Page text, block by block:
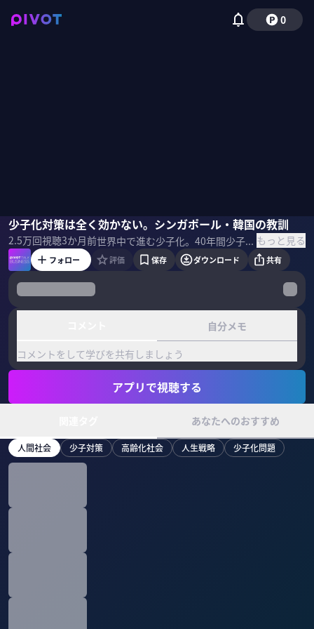
0
少子化対策は全く効かない。シンガポール・韓国の教訓
2.5万回視聴3か月前 世界中で進む少子化。40年間少子化対策を続けてきたシンガポールでも出生率は0.86に沈んでいる。なぜ少子化対策は効かないのか？世界共通の問題点と、財政の正しい使い方について、シンガポール国立大学兼任教授の田村耕太郎氏に聞いた。 ＜ゲスト＞ 田村耕太郎｜シンガポール国立大学 リー・クアンユー公共政策大学院 兼任教授 早大卒後、慶大MBA、イェール大院等修了。山一證券、大阪日日新聞社長を経て参院議員。第1次安倍内閣で内閣府政務官を務める。14年よりシンガポール国立大兼任教授。22年よりカリフォルニア大でも主宰。地政学講座の修了生は600名を超える。メルマガを配信中: もっと見る
田村耕太郎佐々木紀彦
フォロー 評価 保存 ダウンロード 共有
自分メモ
コメントをして学びを共有しましょう
アプリで視聴する
あなたへのおすすめ
人間社会 少子対策 高齢化社会 人生戦略 少子化問題